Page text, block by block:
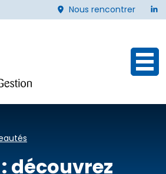
Nous rencontrer
découvrez